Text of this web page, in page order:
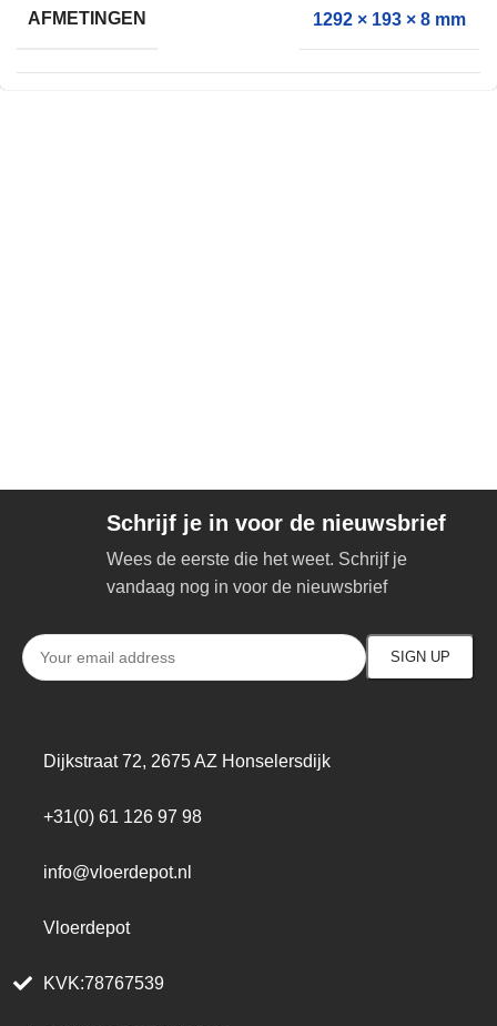
AFMETINGEN 1292 × 193 × 8 mm
Schrijf je in voor de nieuwsbrief
Wees de eerste die het weet. Schrijf je
vandaag nog in voor de nieuwsbrief
Dijkstraat 72, 2675 AZ Honselersdijk
+31(0) 61 126 97 98
info@vloerdepot.nl
Vloerdepot
KVK:78767539